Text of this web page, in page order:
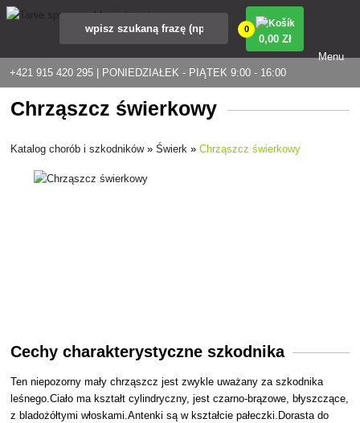
+421 915 420 295 | PONIEDZIAŁEK - PIĄTEK 9:00 - 16:00
0
0,00 Zł
Menu
Chrząszcz świerkowy
Katalog chorób i szkodników»Świerk »Chrząszcz świerkowy
Cechy charakterystyczne szkodnika
Ten niepozorny mały chrząszcz jest zwykle uważany za szkodnika
leśnego.Ciało ma kształt cylindryczny, jest czarno-brązowe, błyszczące,
z bladożółtymi włoskami.Antenki są w kształcie pałeczki.Dorasta do